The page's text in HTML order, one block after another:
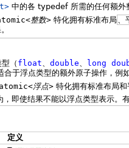
中的各 typedef 所需的任何额外
整数> 特化拥有标准布局
（ float、 double、 long
合于浮点类型的额外原子操作，例
浮点>特化拥有标准布局和
，即使结果不能以浮点类型表示。
定义